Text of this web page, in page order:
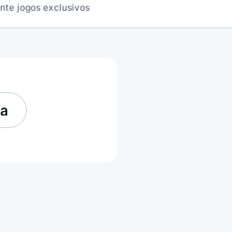
jogos exclusivos